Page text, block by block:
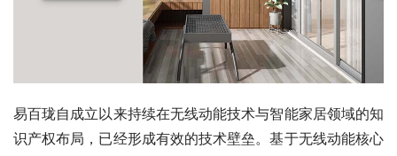
易百珑自成立以来持续在无线动能技术与智能家居领域的知
识产权布局，已经形成有效的技术壁垒。基于无线动能核心